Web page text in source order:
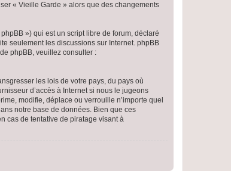
« Vieille Garde » alors que des changements
») qui est un script libre de forum, déclaré
seulement les discussions sur Internet. phpBB
phpBB, veuillez consulter :
les lois de votre pays, du pays où
d’accès à Internet si nous le jugeons
modifie, déplace ou verrouille n’importe quel
notre base de données. Bien que ces
cas de tentative de piratage visant à